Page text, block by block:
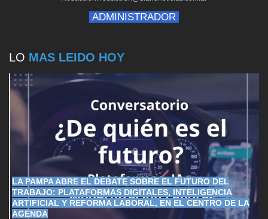
ADMINISTRADOR
LO MAS LEIDO HOY
LA PAMPA ABRE EL DEBATE SOBRE EL FUTURO DEL
TRABAJO: PLATAFORMAS DIGITALES, INTELIGENCIA
ARTIFICIAL Y REFORMA LABORAL, EN EL CENTRO DE LA
AGENDA